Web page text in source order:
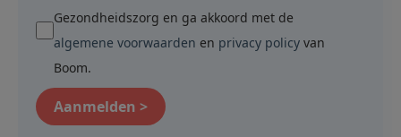
Gezondheidszorg en ga akkoord met de
algemene voorwaarden en privacy policy van
Boom.
Aanmelden >